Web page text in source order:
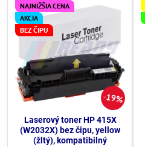
19%
NAJNIŽŠIA CENA
AKCIA
BEZ ČIPU
Laserový toner HP 415X
(W2032X) bez čipu, yellow
(žltý), kompatibilný